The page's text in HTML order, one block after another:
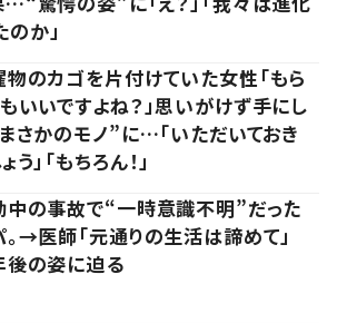
か」
のカゴを片付けていた女性「もら
いいですよね？」思いがけず手にし
さかのモノ”に…「いただいておき
う」「もちろん！」
中の事故で“一時意識不明”だった
→医師「元通りの生活は諦めて」
後の姿に迫る